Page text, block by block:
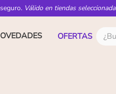
Válido en tiendas
OFERTAS